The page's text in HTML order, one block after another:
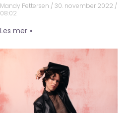
Mandy Pettersen
30. november 2022
08:02
Les mer »